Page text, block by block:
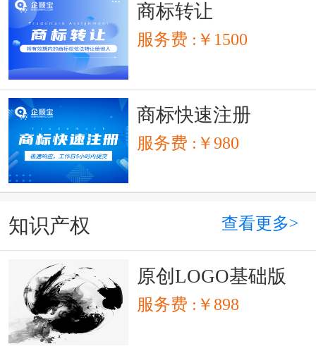
商标转让
服务费 :￥1500
商标快速注册
服务费 :￥980
知识产权 查看更多>
原创LOGO基础版
服务费 :￥898